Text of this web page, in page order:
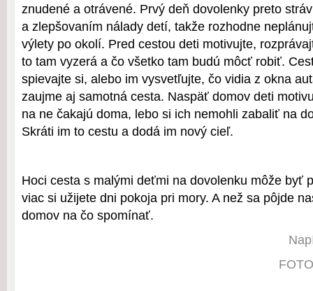
znudené a otrávené. Prvý deň dovolenky preto
a zlepšovaním nálady detí, takže rozhodne
výlety po okolí. Pred cestou deti motivujte,
to tam vyzerá a čo všetko tam budú môcť robiť.
spievajte si, alebo im vysvetľujte, čo vidia z okna
zaujme aj samotná cesta. Naspäť domov deti
na ne čakajú doma, lebo si ich nemohli zabaliť na
Skráti im to cestu a dodá im nový cieľ.
Hoci cesta s malými deťmi na dovolenku môže byť
viac si užijete dni pokoja pri mory. A než sa pôjde
domov na čo spomínať.